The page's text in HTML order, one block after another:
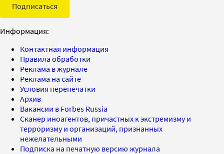
Подписаться
Информация:
Контактная информация
Правила обработки
Реклама в журнале
Реклама на сайте
Условия перепечатки
Архив
Вакансии в Forbes Russia
Сканер иноагентов, причастных к экстремизму и
терроризму и организаций, признанных
нежелательными
Подписка на печатную версию журнала